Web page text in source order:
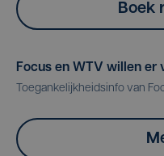
Boek
Focus en WTV willen er
Toegankelijkheidsinfo van